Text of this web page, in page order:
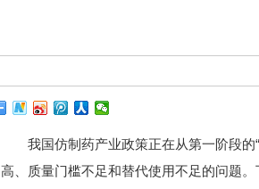
我国仿制药产业政策正在从第一阶段的“
高、质量门槛不足和替代使用不足的问题